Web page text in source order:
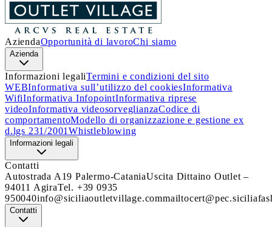
AziendaOpportunità di lavoroChi siamo
Azienda
Informazioni legaliTermini e condizioni del sito
WEBInformativa sull’utilizzo del cookiesInformativa
WifiInformativa InfopointInformativa riprese
videoInformativa videosorveglianzaCodice di
comportamentoModello di organizzazione e gestione ex
d.lgs 231/2001Whistleblowing
Informazioni legali
Contatti
Autostrada A19 Palermo-CataniaUscita Dittaino Outlet –
94011 AgiraTel. +39 0935
950040info@siciliaoutletvillage.com
Contatti